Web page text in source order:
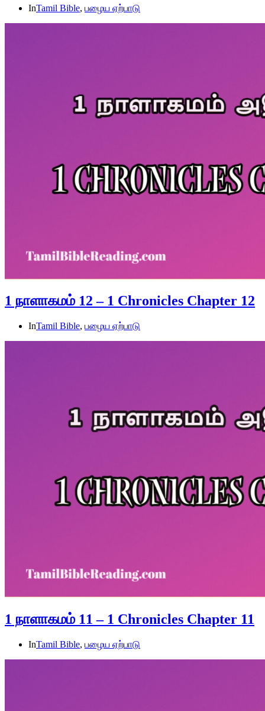
InTamil Bible, பழைய ஏற்பாடு
1 நாளாகமம் 12 – 1 Chronicles Chapter 12
InTamil Bible, பழைய ஏற்பாடு
1 நாளாகமம் 11 – 1 Chronicles Chapter 11
InTamil Bible, பழைய ஏற்பாடு